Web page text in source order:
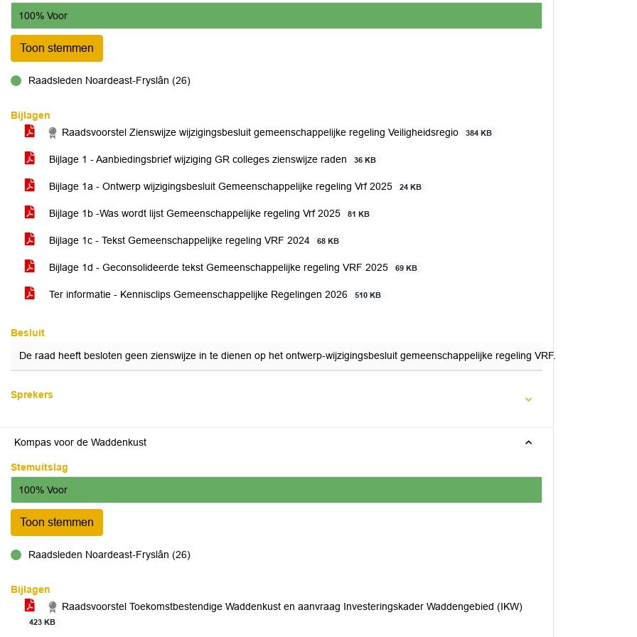
100% Voor
Toon stemmen
Raadsleden Noardeast-Fryslân (26)
Bijlagen
Raadsvoorstel Zienswijze wijzigingsbesluit gemeenschappelijke regeling Veiligheidsregio
384 KB
Bijlage 1 - Aanbiedingsbrief wijziging GR colleges zienswijze raden 36 KB
Bijlage 1a - Ontwerp wijzigingsbesluit Gemeenschappelijke regeling Vrf 2025 24 KB
Bijlage 1b -Was wordt lijst Gemeenschappelijke regeling Vrf 2025 81 KB
Bijlage 1c - Tekst Gemeenschappelijke regeling VRF 2024 68 KB
Bijlage 1d - Geconsolideerde tekst Gemeenschappelijke regeling VRF 2025 69 KB
Ter informatie - Kennisclips Gemeenschappelijke Regelingen 2026 510 KB
Besluit
De raad heeft besloten geen zienswijze in te dienen op het ontwerp-wijzigingsbesluit gemeenschappelijke regeling VRF.
Sprekers
Kompas voor de Waddenkust
Stemuitslag
100% Voor
Toon stemmen
Raadsleden Noardeast-Fryslân (26)
Bijlagen
Raadsvoorstel Toekomstbestendige Waddenkust en aanvraag Investeringskader Waddengebied (IKW)
423 KB